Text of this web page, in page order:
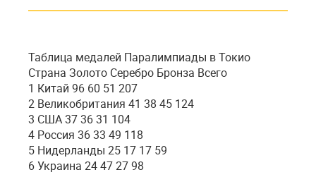
Таблица медалей Паралимпиады в Токио
Страна Золото Серебро Бронза Всего
1 Китай 96 60 51 207
2 Великобритания 41 38 45 124
3 США 37 36 31 104
4 Россия 36 33 49 118
5 Нидерланды 25 17 17 59
6 Украина 24 47 27 98